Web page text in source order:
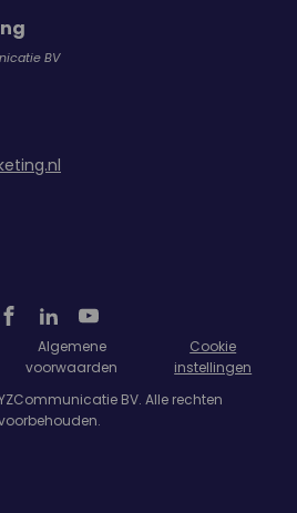
BV
Algemene
voorwaarden
Cookie
instellingen
BV. Alle rechten